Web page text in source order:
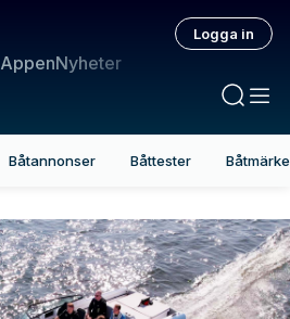
AppenNyheter
Logga in
Båtannonser Båttester